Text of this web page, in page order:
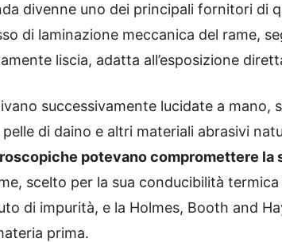
divenne uno dei principali fornitori
di laminazione meccanica del rame,
liscia, adatta all’esposizione
successivamente lucidate a
di daino e altri materiali abrasivi
potevano compromettere la
scelto per la sua conducibilità
di impurità, e la Holmes, Booth and
prima.